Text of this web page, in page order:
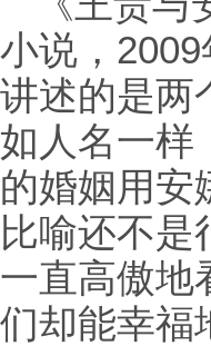
小说，
讲述的是两
如人名一样
的婚姻用安
比喻还不
一直高傲地
们却能幸福